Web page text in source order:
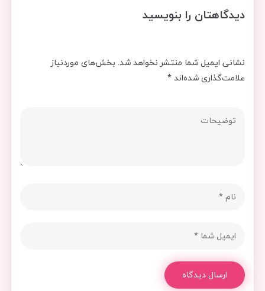
دیدگاهتان را بنویسید
نشانی ایمیل شما منتشر نخواهد شد. بخش‌های موردنیاز
علامت‌گذاری شده‌اند*
ارسال دیدگاه